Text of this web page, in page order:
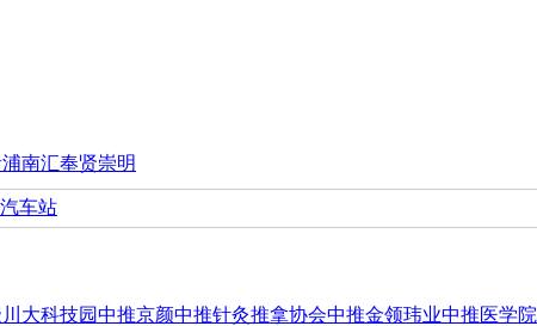
南汇奉贤崇明
车站
川大科技园中推京颜中推针灸推拿协会中推金领玮业中推医学院